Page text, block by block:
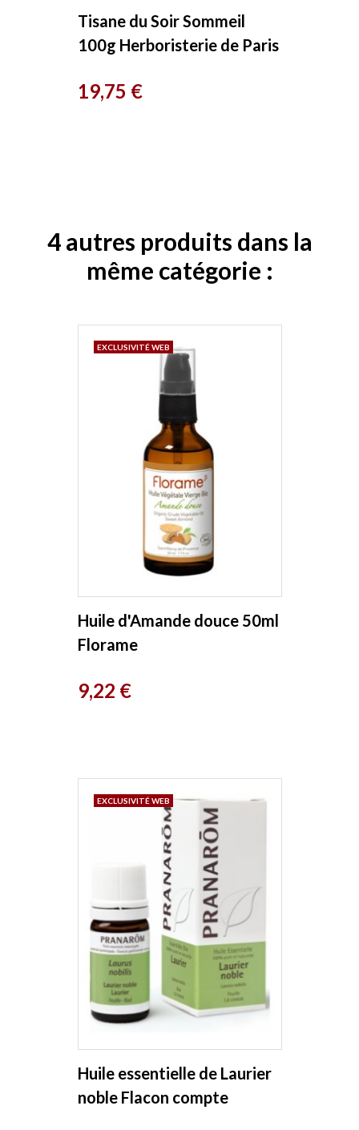
Tisane du Soir Sommeil
100g Herboristerie de Paris
Prix
19,75 €
4 autres produits dans la
même catégorie :
Huile d'Amande douce 50ml
Florame
Prix
9,22 €
EXCLUSIVITÉ WEB
Huile essentielle de Laurier
noble Flacon compte
EXCLUSIVITÉ WEB